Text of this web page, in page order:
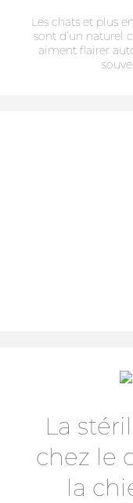
Les chats et plus
sont d’un naturel
aiment flairer
La
chez le
la